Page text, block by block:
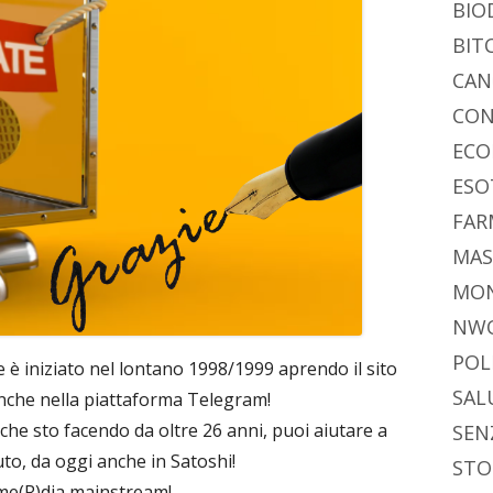
iniziato nel lontano 1998/1999 aprendo il sito
nella piattaforma Telegram!
sto facendo da oltre 26 anni, puoi aiutare a
da oggi anche in Satoshi!